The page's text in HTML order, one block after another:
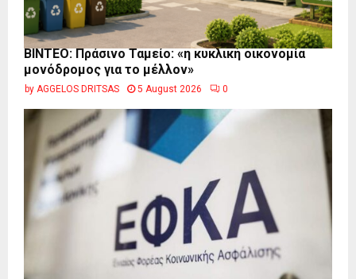
BINTEO: Πράσινο Ταμείο: «η κυκλική οικονομία
μονόδρομος για το μέλλον»
by AGGELOS DRITSAS 5 August 2026 0